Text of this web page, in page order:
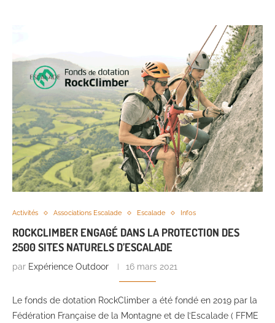
Activités Associations Escalade Escalade Infos
ROCKCLIMBER ENGAGÉ DANS LA PROTECTION DES
2500 SITES NATURELS D’ESCALADE
par Expérience Outdoor 16 mars 2021
Le fonds de dotation RockClimber a été fondé en 2019 par la
Fédération Française de la Montagne et de l’Escalade ( FFME